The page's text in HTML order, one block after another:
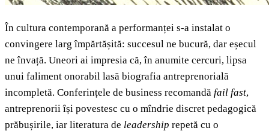
În cultura contemporană a performanței s-a instalat o
convingere larg împărtășită: succesul ne bucură, dar eșecul
ne învață. Uneori ai impresia că, în anumite cercuri, lipsa
unui faliment onorabil lasă biografia antreprenorială
incompletă. Conferințele de business recomandă fail fast,
antreprenorii își povestesc cu o mîndrie discret pedagogică
prăbușirile, iar literatura de leadership repetă cu o